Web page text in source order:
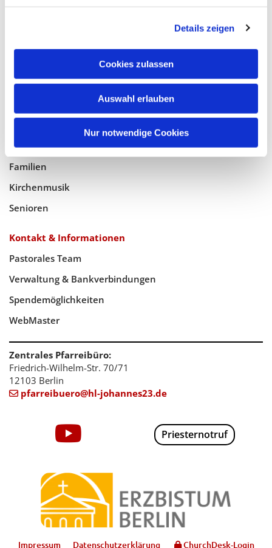
Details zeigen
Cookies zulassen
Auswahl erlauben
Nur notwendige Cookies
Bistumswallfahrt
Geistlicher Raum
Taufe, Kommunion & Trauung
Jugend
Familien
Kirchenmusik
Senioren
Kontakt & Informationen
Pastorales Team
Verwaltung & Bankverbindungen
Spendemöglichkeiten
WebMaster
Zentrales Pfarreibüro:
Friedrich-Wilhelm-Str. 70/71
12103 Berlin
 pfarreibuero@hl-johannes23.de
Priesternotruf
Impressum Datenschutzerklärung ChurchDesk-Login